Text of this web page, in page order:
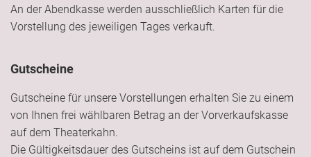
An der Abendkasse werden ausschließlich Karten für die
Vorstellung des jeweiligen Tages verkauft.
Gutscheine
Gutscheine für unsere Vorstellungen erhalten Sie zu einem
von Ihnen frei wählbaren Betrag an der Vorverkaufskasse
auf dem Theaterkahn.
Die Gültigkeitsdauer des Gutscheins ist auf dem Gutschein